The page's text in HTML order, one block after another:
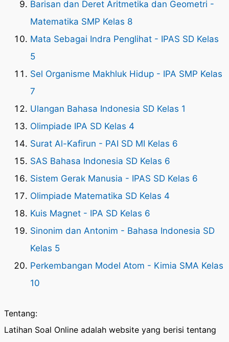
Barisan dan Deret Aritmetika dan Geometri -
Matematika SMP Kelas 8
Mata Sebagai Indra Penglihat - IPAS SD Kelas
5
Sel Organisme Makhluk Hidup - IPA SMP Kelas
7
Ulangan Bahasa Indonesia SD Kelas 1
Olimpiade IPA SD Kelas 4
Surat Al-Kafirun - PAI SD MI Kelas 6
SAS Bahasa Indonesia SD Kelas 6
Sistem Gerak Manusia - IPAS SD Kelas 6
Olimpiade Matematika SD Kelas 4
Kuis Magnet - IPA SD Kelas 6
Sinonim dan Antonim - Bahasa Indonesia SD
Kelas 5
Perkembangan Model Atom - Kimia SMA Kelas
10
Tentang:
Latihan Soal Online adalah website yang berisi tentang